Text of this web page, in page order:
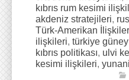
kıbrıs rum kesimi
akdeniz stratejileri,
Türk-Amerikan
ilişkileri, türkiye
kıbrıs politikası, ulvi
kesimi ilişkileri,